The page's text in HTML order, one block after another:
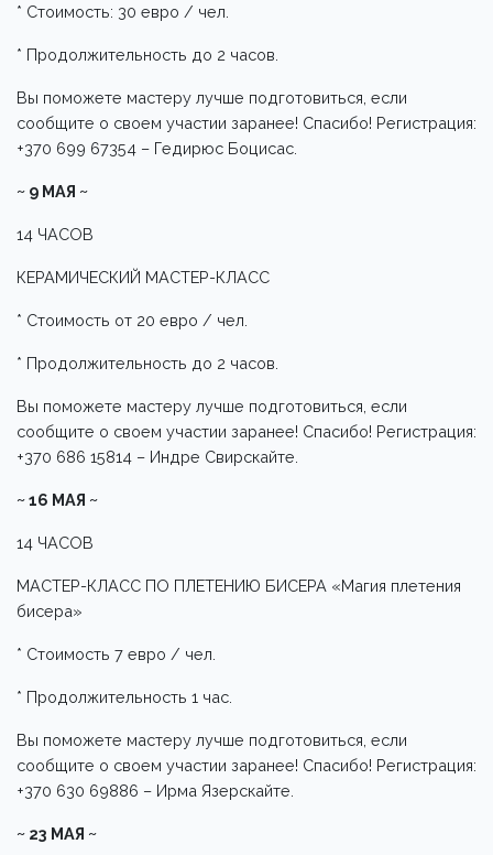
* Стоимость: 30 евро / чел.
* Продолжительность до 2 часов.
Вы поможете мастеру лучше подготовиться, если
сообщите о своем участии заранее! Спасибо! Регистрация:
+370 699 67354 – Гедирюс Боцисас.
~ 9 МАЯ ~
14 ЧАСОВ
КЕРАМИЧЕСКИЙ МАСТЕР-КЛАСС
* Стоимость от 20 евро / чел.
* Продолжительность до 2 часов.
Вы поможете мастеру лучше подготовиться, если
сообщите о своем участии заранее! Спасибо! Регистрация:
+370 686 15814 – Индре Свирскайте.
~ 16 МАЯ ~
14 ЧАСОВ
МАСТЕР-КЛАСС ПО ПЛЕТЕНИЮ БИСЕРА «Магия плетения
бисера»
* Стоимость 7 евро / чел.
* Продолжительность 1 час.
Вы поможете мастеру лучше подготовиться, если
сообщите о своем участии заранее! Спасибо! Регистрация:
+370 630 69886 – Ирма Язерскайте.
~ 23 МАЯ ~